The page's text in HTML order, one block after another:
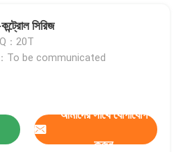
সিরিজ
：20T
To be communicated
আমাদের সাথে যোগাযোগ
করুন